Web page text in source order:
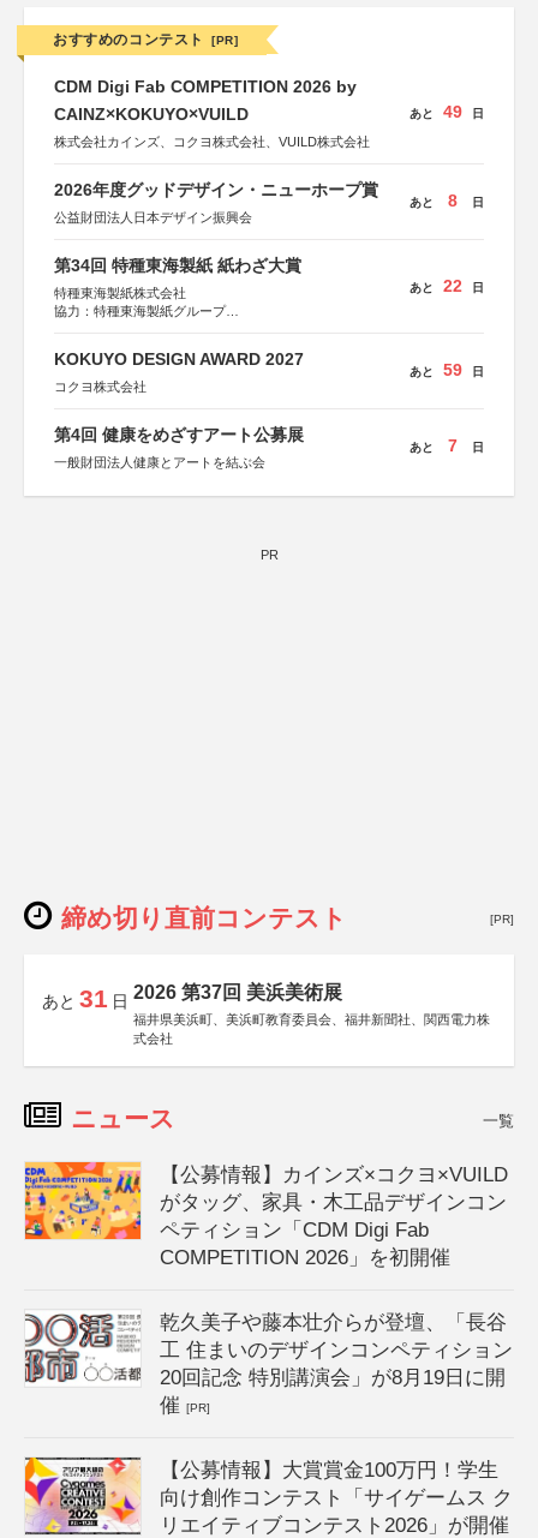
おすすめのコンテスト [PR]
CDM Digi Fab COMPETITION 2026 by
CAINZ×KOKUYO×VUILD
株式会社カインズ、コクヨ株式会社、VUILD株式会社
あと 49 日
2026年度グッドデザイン・ニューホープ賞
公益財団法人日本デザイン振興会
あと 8 日
第34回 特種東海製紙 紙わざ大賞
特種東海製紙株式会社
協力：特種東海製紙グループ
あと 22 日
KOKUYO DESIGN AWARD 2027
コクヨ株式会社
あと 59 日
第4回 健康をめざすアート公募展
一般財団法人健康とアートを結ぶ会
あと 7 日
PR
締め切り直前コンテスト [PR]
あと 31 日 2026 第37回 美浜美術展
福井県美浜町、美浜町教育委員会、福井新聞社、関西電力株
式会社
ニュース 一覧
【公募情報】カインズ×コクヨ×VUILD
がタッグ、家具・木工品デザインコン
ペティション「CDM Digi Fab
COMPETITION 2026」を初開催
乾久美子や藤本壮介らが登壇、「長谷
工 住まいのデザインコンペティション
20回記念 特別講演会」が8月19日に開
催[PR]
【公募情報】大賞賞金100万円！学生
向け創作コンテスト「サイゲームス ク
リエイティブコンテスト2026」が開催